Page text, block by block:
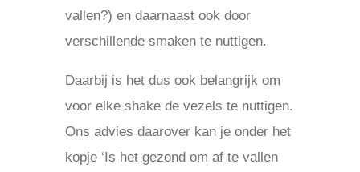
vallen?) en daarnaast ook door
verschillende smaken te nuttigen.
Daarbij is het dus ook belangrijk om
voor elke shake de vezels te nuttigen.
Ons advies daarover kan je onder het
kopje ‘Is het gezond om af te vallen